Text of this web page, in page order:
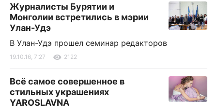
Журналисты Бурятии и
Монголии встретились в мэрии
Улан-Удэ
В Улан-Удэ прошел семинар редакторов
19.10.16, 7:27 2122
Всё самое совершенное в
стильных украшениях
YAROSLAVNA